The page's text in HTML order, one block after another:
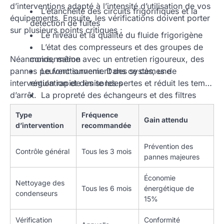
d’interventions adapté à l’intensité d’utilisation de vos
équipements. Ensuite, les vérifications doivent porter
sur plusieurs points critiques :
L’étanchéité des circuits frigorifiques et la
détection de fuites
Le niveau et la qualité du fluide frigorigène
L’état des compresseurs et des groupes de
condensation
Le fonctionnement des systèmes de
régulation et des sondes
La propreté des échangeurs et des filtres
Néanmoins, même avec un entretien rigoureux, des
pannes peuvent survenir. Dans ce cas, une
intervention rapide limite les pertes et réduit les temps
d’arrêt.
Type
d’intervention
Fréquence
recommandée
Gain attendu
Contrôle général Tous les 3 mois
Prévention des
pannes majeures
Nettoyage des
condenseurs
Tous les 6 mois
Économie
énergétique de
15%
Vérification
Conformité